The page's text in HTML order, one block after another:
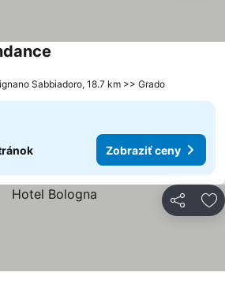
Sabbiadoro, 18.7 km >> Grado
Zobraziť ceny
Zdieľať